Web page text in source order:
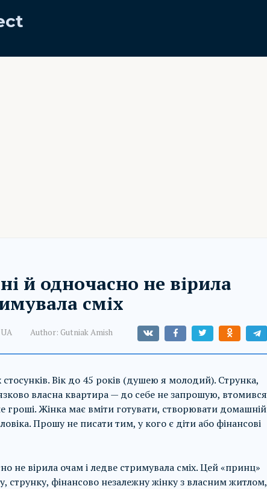
й одночасно не вірила
сміх
UA Author: Gutniak Amish
Вік до 45 років (душею я молодий). Струнка,
власна квартира — до себе не запрошую, втомився
гроші. Жінка має вміти готувати, створювати домашній
Прошу не писати тим, у кого є діти або фінансові
не вірила очам і ледве стримувала сміх. Цей «принц»
струнку, фінансово незалежну жінку з власним житлом,